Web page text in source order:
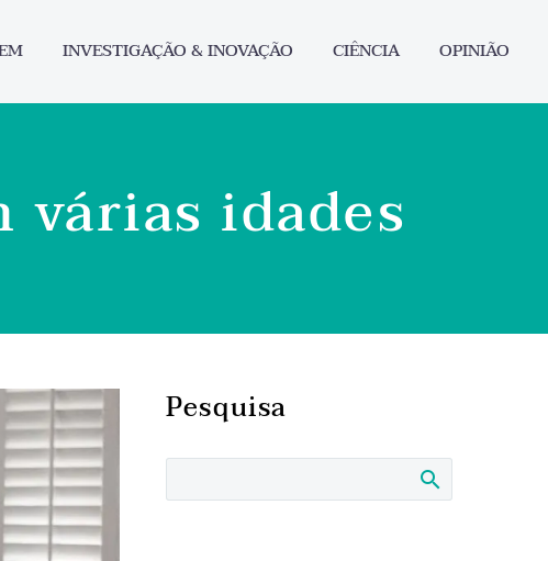
INVESTIGAÇÃO & INOVAÇÃO CIÊNCIA OPINIÃO
várias idades
Pesquisa